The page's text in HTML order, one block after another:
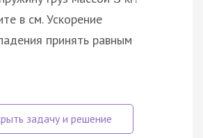
в см. Ускорение
принять равным